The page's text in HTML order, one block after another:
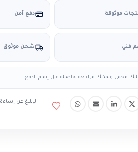
موثوقة دفع آمن
فني شحن موثوق
محمي ويمكنك مراجعة تفاصيله قبل إتمام الدفع.
الإبلاغ عن إساءة